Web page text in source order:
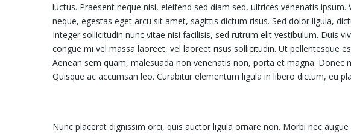
luctus. Praesent neque nisi, eleifend sed diam sed, ultrices venenatis
neque, egestas eget arcu sit amet, sagittis dictum risus. Sed dolor ligula,
Integer sollicitudin nunc vitae nisi facilisis, sed rutrum elit vestibulum. Duis
congue mi vel massa laoreet, vel laoreet risus sollicitudin. Ut pellentesque
Aenean sem quam, malesuada non venenatis non, porta et magna. Donec
Quisque ac accumsan leo. Curabitur elementum ligula in libero dictum, eu
Nunc placerat dignissim orci, quis auctor ligula ornare non. Morbi nec